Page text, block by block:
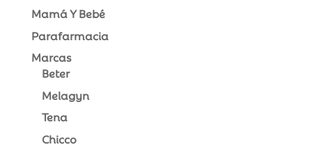
Mamá Y Bebé
Parafarmacia
Marcas
Beter
Melagyn
Tena
Chicco